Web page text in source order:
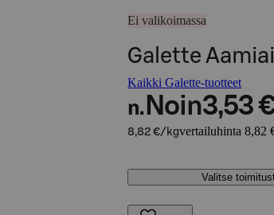
Ei valikoimassa
Galette
Kaikki Galette-tuotteet
n. Noin3,53
8,82 €/kgvertailuhinta 8,82
Valitse